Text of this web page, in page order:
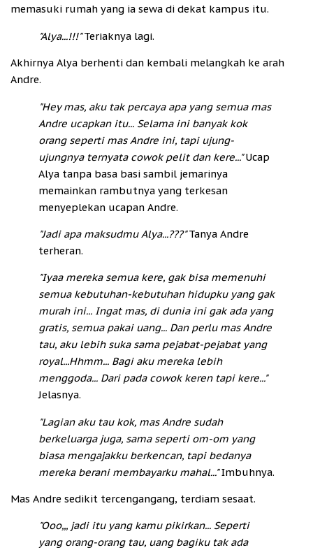
memasuki rumah yang ia sewa di dekat kampus itu.
"Alya...!!!"Teriaknya lagi.
Akhirnya Alya berhenti dan kembali melangkah ke arah
Andre.
"Hey mas, aku tak percaya apa yang semua mas
Andre ucapkan itu... Selama ini banyak kok
orang seperti mas Andre ini, tapi ujung-
ujungnya ternyata cowok pelit dan kere..."Ucap
Alya tanpa basa basi sambil jemarinya
memainkan rambutnya yang terkesan
menyeplekan ucapan Andre.
"Jadi apa maksudmu Alya...???"Tanya Andre
terheran.
"Iyaa mereka semua kere, gak bisa memenuhi
semua kebutuhan-kebutuhan hidupku yang gak
murah ini... Ingat mas, di dunia ini gak ada yang
gratis, semua pakai uang... Dan perlu mas Andre
tau, aku lebih suka sama pejabat-pejabat yang
royal...Hhmm... Bagi aku mereka lebih
menggoda... Dari pada cowok keren tapi kere..."
Jelasnya.
"Lagian aku tau kok, mas Andre sudah
berkeluarga juga, sama seperti om-om yang
biasa mengajakku berkencan, tapi bedanya
mereka berani membayarku mahal..."Imbuhnya.
Mas Andre sedikit tercengangang, terdiam sesaat.
"Ooo,,, jadi itu yang kamu pikirkan... Seperti
yang orang-orang tau, uang bagiku tak ada